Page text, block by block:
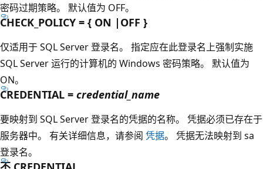
密码过期策略。 默认值为 OFF。
CHECK_POLICY = { ON |OFF }
仅适用于 SQL Server 登录名。 指定应在此登录名上强制实施
SQL Server 运行的计算机的 Windows 密码策略。 默认值为
ON。
CREDENTIAL = credential_name
要映射到 SQL Server 登录名的凭据的名称。 凭据必须已存在于
服务器中。 有关详细信息，请参阅 凭据。 凭据无法映射到 sa
登录名。